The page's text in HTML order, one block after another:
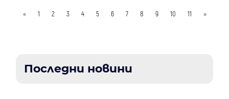
« 1 2 3 4 5 6 7 8 9 10 11 »
Последни новини